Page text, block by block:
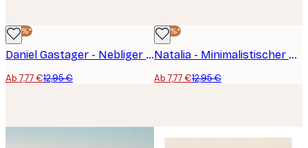
-40%*
Daniel Gastager - Nebliger Bergsee im Sonnenaufgang Poster
Ab 7,77 €12,95 €
-40%*
Natalia - Minimalistischer Radfahrer Bergauf Poster
Ab 7,77 €12,95 €